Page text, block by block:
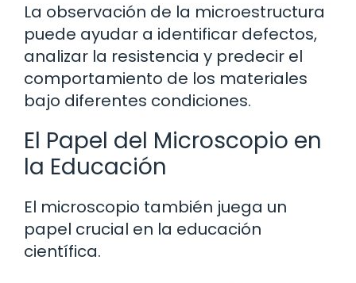
La observación de la microestructura
puede ayudar a identificar defectos,
analizar la resistencia y predecir el
comportamiento de los materiales
bajo diferentes condiciones.
El Papel del Microscopio en
la Educación
El microscopio también juega un
papel crucial en la educación
científica.